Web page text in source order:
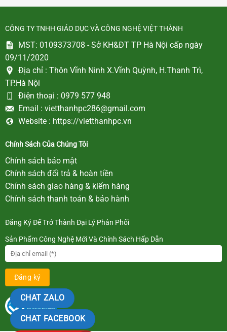
CÔNG TY TNHH GIÁO DỤC VÀ CÔNG NGHỆ VIỆT THÀNH
MST: 0109373708 - Sở KH&ĐT TP Hà Nội cấp ngày
09/11/2020
Địa chỉ : Thôn Vĩnh Ninh X.Vĩnh Quỳnh, H.Thanh Trì,
TP.Hà Nội
Điện thoại : 0979 577 948
Email : vietthanhpc286@gmail.com
Website : https://vietthanhpc.vn
Chính Sách Của Chúng Tôi
Chính sách bảo mật
Chính sách đổi trả & hoàn tiền
Chính sách giao hàng & kiểm hàng
Chính sách thanh toán & bảo hành
Đăng Ký Để Trở Thành Đại Lý Phân Phối
Sản Phẩm Công Nghệ Mới Và Chính Sách Hấp Dẫn
CHAT ZALO
CHAT FACEBOOK